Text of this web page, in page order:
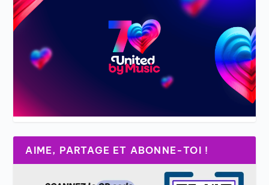
AIME, PARTAGE ET ABONNE-TOI !